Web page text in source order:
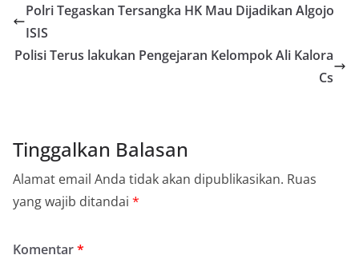
Polri Tegaskan Tersangka HK Mau Dijadikan Algojo
ISIS
Polisi Terus lakukan Pengejaran Kelompok Ali Kalora
Cs
Tinggalkan Balasan
Alamat email Anda tidak akan dipublikasikan. Ruas
yang wajib ditandai *
Komentar*